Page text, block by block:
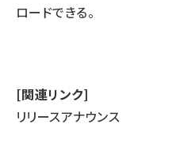
ロードできる。
[関連リンク]
リリースアナウンス